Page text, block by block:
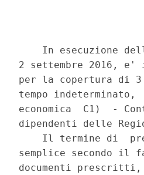
In esecuzione
2 settembre 2016,
per la copertura di
tempo
economica  C1)  -
dipendenti delle
Il termine di
semplice secondo il
documenti